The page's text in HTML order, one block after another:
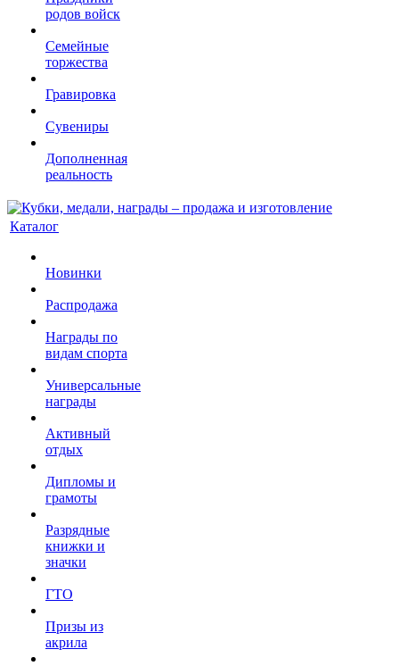
родов войск
Семейные
торжества
Гравировка
Сувениры
Дополненная
реальность
Каталог
Новинки
Распродажа
Награды по
видам спорта
Универсальные
награды
Активный
отдых
Дипломы и
грамоты
Разрядные
книжки и
значки
ГТО
Призы из
акрила